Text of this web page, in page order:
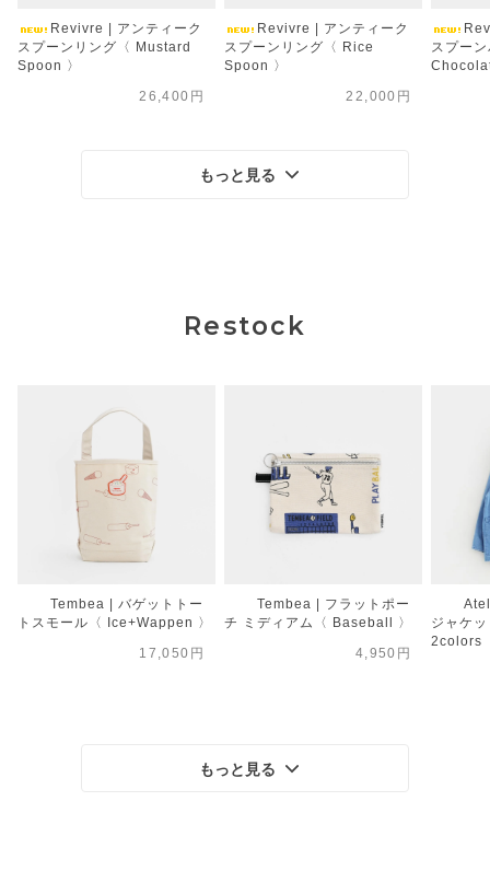
Revivre | アンティーク
スプーンリング〈 Mustard
Spoon 〉
26,400円
Revivre | アンティーク
スプーンリング〈 Rice
Spoon 〉
22,000円
スプー
もっと見る
Restock
Tembea | バゲットトー
トスモール〈 Ice+Wappen 〉
17,050円
Tembea | フラットポー
チ ミディアム〈 Baseball 〉
4,950円
ジャケ
2colors
もっと見る